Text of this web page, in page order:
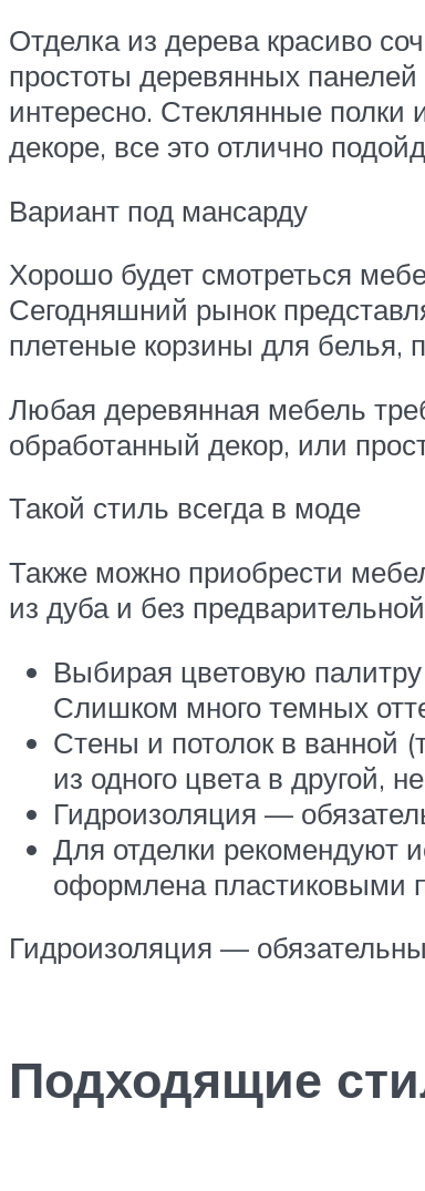
Отделка из дерева красиво
простоты деревянных
интересно. Стеклянные полки
декоре, все это отлично
Вариант под мансарду
Хорошо будет смотреться
Сегодняшний рынок
плетеные корзины для белья,
Любая деревянная мебель
обработанный декор, или
Такой стиль всегда в моде
Также можно приобрести
из дуба и без
Выбирая цветовую
Слишком много темных
Стены и потолок в ванной
из одного цвета в другой,
Гидроизоляция —
Для отделки рекомендуют
оформлена пластиковыми
Гидроизоляция —
Подходящие